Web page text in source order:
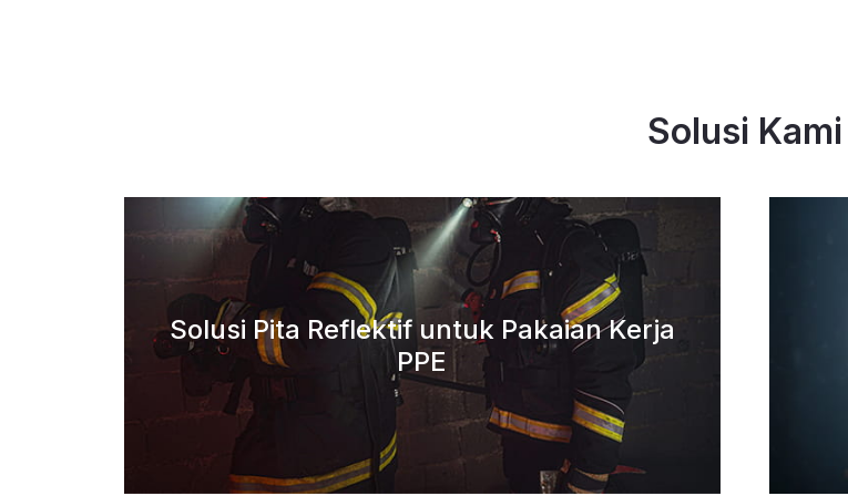
Solusi Kami
Solusi Pita Reflektif untuk Pakaian Kerja
PPE